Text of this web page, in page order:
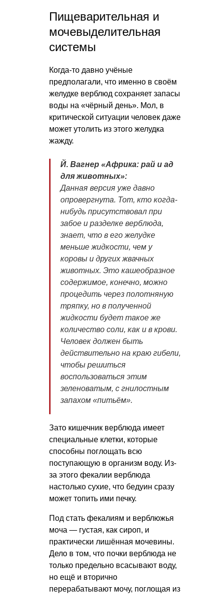
Пищеварительная и
мочевыделительная
системы
Когда-то давно учёные
предполагали, что именно в своём
желудке верблюд сохраняет запасы
воды на «чёрный день». Мол, в
критической ситуации человек даже
может утолить из этого желудка
жажду.
Й. Вагнер «Африка: рай и ад
для животных»:
Данная версия уже давно
опровергнута. Тот, кто когда-
нибудь присутствовал при
забое и разделке верблюда,
знает, что в его желудке
меньше жидкости, чем у
коровы и других жвачных
животных. Это кашеобразное
содержимое, конечно, можно
процедить через полотняную
тряпку, но в полученной
жидкости будет такое же
количество соли, как и в крови.
Человек должен быть
действительно на краю гибели,
чтобы решиться
воспользоваться этим
зеленоватым, с гнилостным
запахом «питьём».
Зато кишечник верблюда имеет
специальные клетки, которые
способны поглощать всю
поступающую в организм воду. Из-
за этого фекалии верблюда
настолько сухие, что бедуин сразу
может топить ими печку.
Под стать фекалиям и верблюжья
моча — густая, как сироп, и
практически лишённая мочевины.
Дело в том, что почки верблюда не
только предельно всасывают воду,
но ещё и вторично
перерабатывают мочу, поглощая из